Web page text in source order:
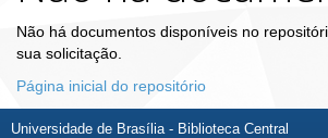
Não há documentos disponíveis no
sua solicitação.
Página inicial do repositório
Universidade de Brasília - Biblioteca Central